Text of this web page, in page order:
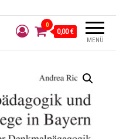
MENÜ
0
0,00 €